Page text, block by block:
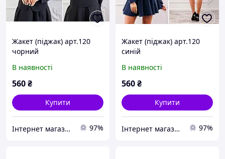
Жакет (піджак) арт.120
чорний
В наявності
560₴
Купити
Інтернет магазин жіночого одягу "MaLika" 97%
Жакет (піджак) арт.120
синій
В наявності
560₴
Купити
Інтернет магазин жіночого одягу "MaLika" 97%